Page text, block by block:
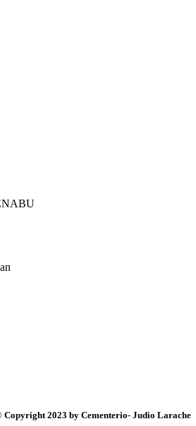
Copyright 2023 by Cementerio- Judio Larache